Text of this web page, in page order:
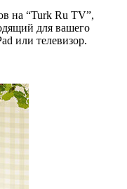
на “Turk Ru TV”,
для вашего
или телевизор.